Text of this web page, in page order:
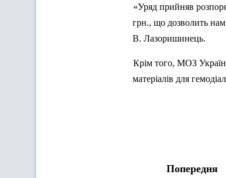
«Уряд прийняв
грн., що дозволить нам
В. Лазоришинець.
Крім того, МОЗ
матеріалів для
Попередня